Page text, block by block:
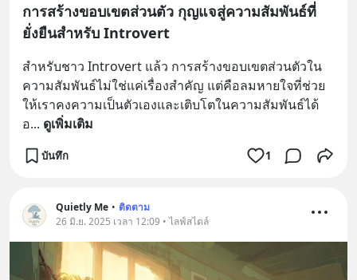
การสร้างขอบเขตส่วนตัว กุญแจสู่ความสัมพันธ์ที่
ยั่งยืนสำหรับ Introvert
สำหรับชาว Introvert แล้ว การสร้างขอบเขตส่วนตัวใน
ความสัมพันธ์ไม่ใช่แค่เรื่องสำคัญ แต่คือลมหายใจที่ช่วย
ให้เราคงความเป็นตัวเองและเติบโตในความสัมพันธ์ได้
อ... ดูเพิ่มเติม
บันทึก 1
Quietly Me • ติดตาม
26 มิ.ย. 2025 เวลา 12:09 • ไลฟ์สไตล์